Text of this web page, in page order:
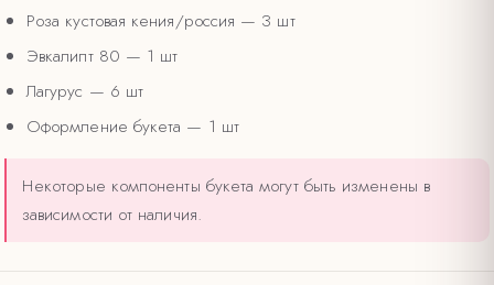
Роза кустовая кения/россия — 3 шт
Эвкалипт 80 — 1 шт
Лагурус — 6 шт
Оформление букета — 1 шт
Некоторые компоненты букета могут быть изменены в
зависимости от наличия.